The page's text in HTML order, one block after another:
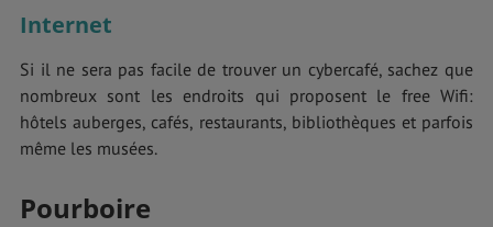
Internet
Si il ne sera pas facile de trouver un cybercafé, sachez que
nombreux sont les endroits qui proposent le free Wifi:
hôtels auberges, cafés, restaurants, bibliothèques et parfois
même les musées.
Pourboire